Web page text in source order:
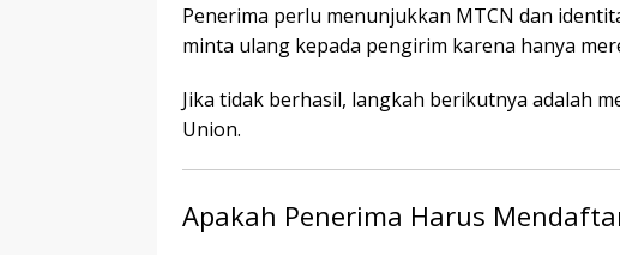
Penerima perlu menunjukkan MTCN dan
minta ulang kepada pengirim karena hanya
Jika tidak berhasil, langkah berikutnya adalah
Union.
Apakah Penerima Harus